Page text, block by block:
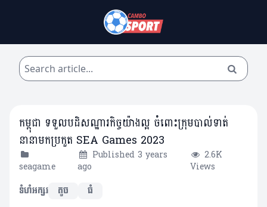
កម្ពុជា ទទួលបដិសណ្ឋារកិច្ចយ៉ាងល្អ ចំពោះក្រុមបាល់ទាត់
នានាមកប្រកួត SEA Games 2023
seagame
Published 3 years
ago
2.6K
Views
ទំហំអក្សរ
តូច ធំ